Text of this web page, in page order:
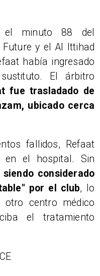
el minuto 88 del
y el Al Ittihad
había ingresado
El árbitro
fue trasladado de
ubicado cerca
fallidos, Refaat
en el hospital. Sin
considerado
por el club, lo
centro médico
el tratamiento